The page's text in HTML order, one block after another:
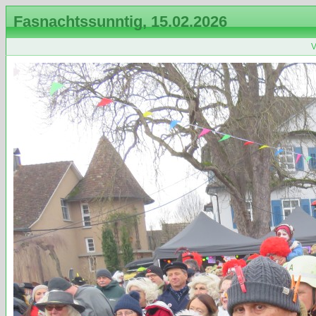
Fasnachtssunntig, 15.02.2026